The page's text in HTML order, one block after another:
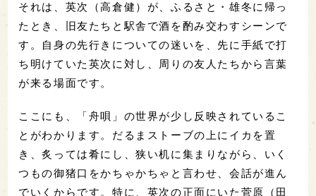
それは、英次（高倉健）が、ふるさと・雄冬に帰っ
たとき、旧友たちと駅舎で酒を酌み交わすシーンで
す。 自身の先行きについての迷い を
、先に手紙で打
ち明けていた英次に対し、周りの友人たちから言葉
が来る場面です。
ここにも、「舟唄」の世界が少し反映されているこ
とがわかります。 だるまストーブの上にイカを置
き、炙って は肴にし、狭い机に 集まりながら、いく
つもの御猪口をかちゃかちゃと言わせ、会話が進ん
でい くからです 。特に、 英次の正面にいた菅原（田